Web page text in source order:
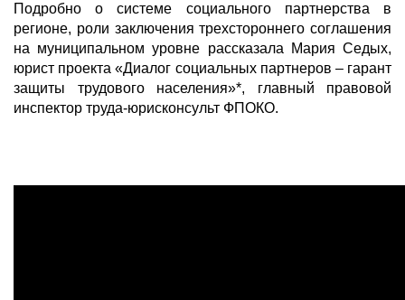
Подробно о системе социального партнерства в
регионе, роли заключения трехстороннего соглашения
на муниципальном уровне рассказала Мария Седых,
юрист проекта «Диалог социальных партнеров – гарант
защиты трудового населения»*, главный правовой
инспектор труда-юрисконсульт ФПОКО.